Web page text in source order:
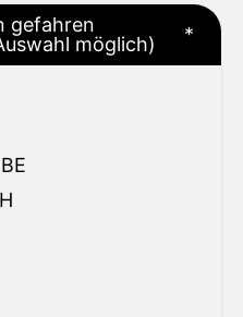
gefahren
möglich)
*